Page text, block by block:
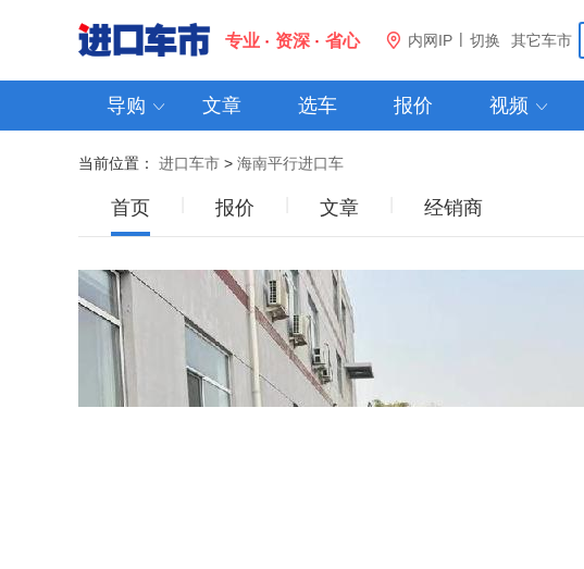
专业 资深 省心  内网IP | 切换 其它车市
导购  文章 选车 报价 视频 
当前位置： 进口车市 > 海南平行进口车
首页 报价 文章 经销商